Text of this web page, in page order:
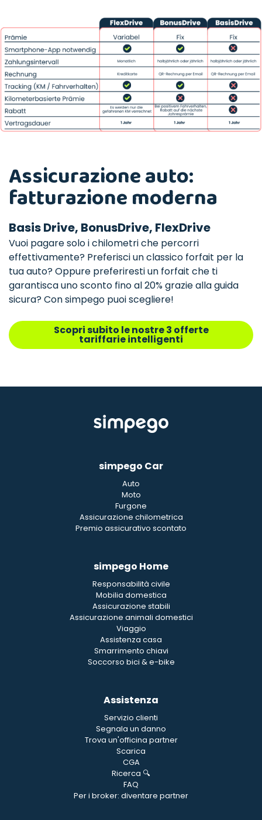
Assicurazione auto:
fatturazione moderna
Basis Drive, BonusDrive, FlexDrive
Vuoi pagare solo i chilometri che percorri
effettivamente? Preferisci un classico forfait per la
tua auto? Oppure preferiresti un forfait che ti
garantisca uno sconto fino al 20% grazie alla guida
sicura? Con simpego puoi scegliere!
Scopri subito le nostre 3 offerte
tariffarie intelligenti
simpego Car
Auto
Moto
Furgone
Assicurazione chilometrica
Premio assicurativo scontato
simpego Home
Responsabilità civile
Mobilia domestica
Assicurazione stabili
Assicurazione animali domestici
Viaggio
Assistenza casa
Smarrimento chiavi
Soccorso bici & e-bike
Assistenza
Servizio clienti
Segnala un danno
Trova un'officina partner
Scarica
CGA
Ricerca 🔍
FAQ
Per i broker: diventare partner